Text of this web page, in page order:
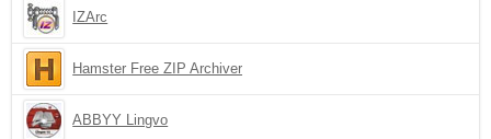
IZArc
Hamster Free ZIP Archiver
ABBYY Lingvo